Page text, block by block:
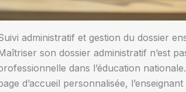
administratif et gestion du dossier
son dossier administratif n’est
dans l’éducation
d’accueil personnalisée,